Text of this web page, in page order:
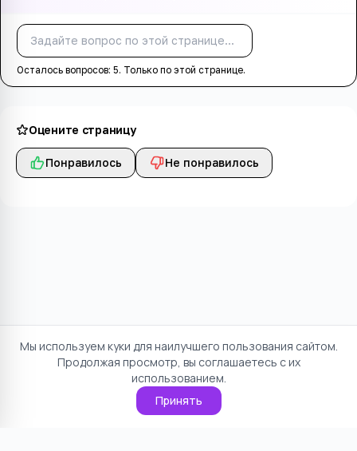
Осталось вопросов: 5. Только по этой странице.
Оцените страницу
Понравилось Не понравилось
Мы используем куки для наилучшего пользования сайтом.
Продолжая просмотр, вы соглашаетесь с их
использованием.
Принять